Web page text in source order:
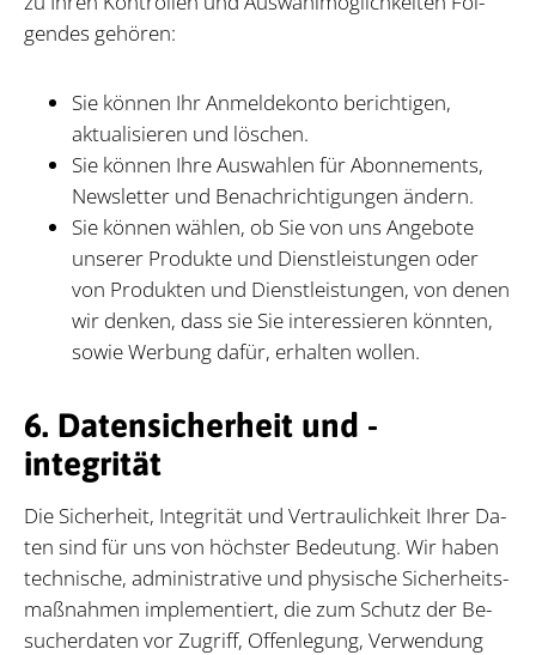
gen­des ge­hö­ren:
Sie können Ihr Anmeldekonto berichtigen,
aktualisieren und löschen.
Sie können Ihre Auswahlen für Abonnements,
Newsletter und Benachrichtigungen ändern.
Sie können wählen, ob Sie von uns Angebote
unserer Produkte und Dienstleistungen oder
von Produkten und Dienstleistungen, von denen
wir denken, dass sie Sie interessieren könnten,
sowie Werbung dafür, erhalten wollen.
6. Datensicherheit und -
integrität
Die Si­cher­heit, In­te­gri­tät und Ver­trau­lich­keit Ih­rer Da­
ten sind für uns von höchs­ter Be­deu­tung. Wir ha­ben
tech­ni­sche, ad­mi­nis­tra­ti­ve und phy­si­sche Si­cher­heits­
maß­nah­men im­ple­men­tiert, die zum Schutz der Be­
su­cher­da­ten vor Zu­griff, Of­fen­le­gung, Ver­wen­dung